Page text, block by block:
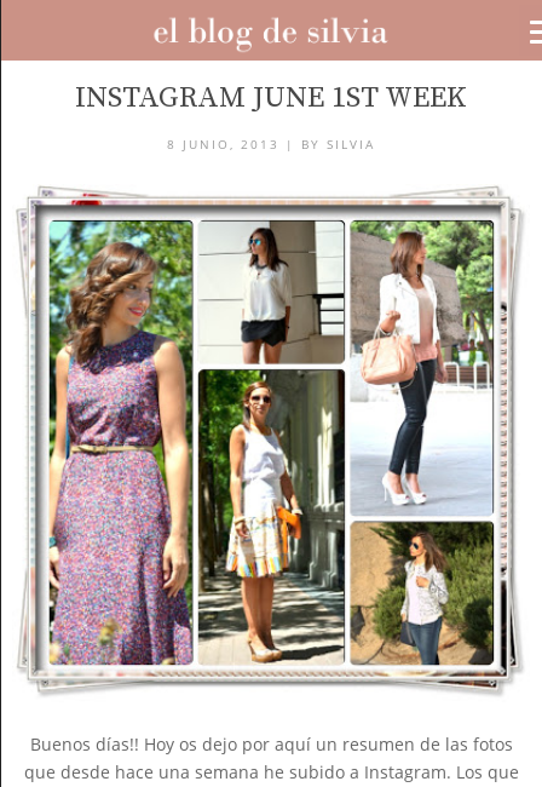
BLOG
INSTAGRAM JUNE 1ST WEEK
8 JUNIO, 2013 | BY SILVIA
Buenos días!! Hoy os dejo por aquí un resumen de las fotos
que desde hace una semana he subido a Instagram. Los que